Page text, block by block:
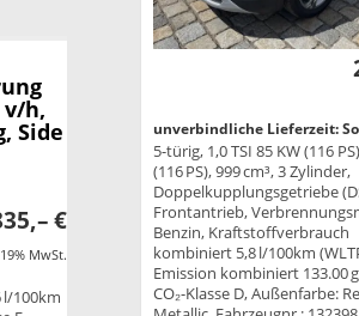
v/h,
Side
€
MwSt.
100km
unverbindliche Lieferzeit:
5-türig, 1,0 TSI 85 KW (116
(116 PS), 999 cm³, 3 Zylinder,
Doppelkupplungsgetriebe
Frontantrieb,
Benzin, Kraftstoffverbrauch
kombiniert 5,8 l/100km
Emission kombiniert 133.00
CO₂-Klasse D, Außenfarbe: